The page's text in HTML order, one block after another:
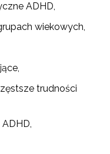
ADHD,
wiekowych,
trudności